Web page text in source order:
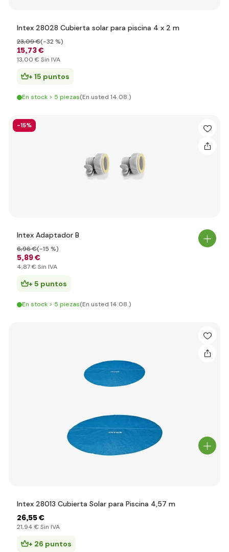
Intex 28028 Cubierta solar para piscina 4 x 2 m
15,73 €
23,09 €(-32 %)
13,00 € Sin IVA
+ 15 puntos
En stock > 5 piezas(En usted 14.08.)
-15%
Intex Adaptador B
5,89 €
6,96 €(-15 %)
4,87 € Sin IVA
+ 5 puntos
En stock > 5 piezas(En usted 14.08.)
Intex 28013 Cubierta Solar para Piscina 4,57 m
26,55 €
21,94 € Sin IVA
+ 26 puntos